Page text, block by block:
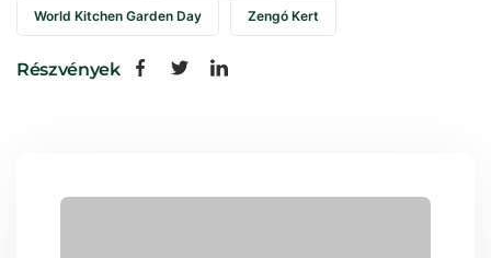
World Kitchen Garden Day Zengó Kert
Részvények